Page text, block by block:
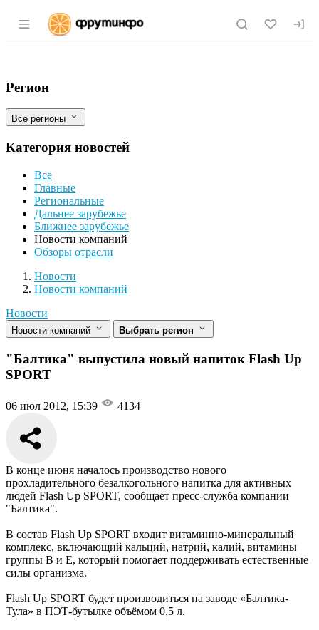
Раздел навигации по сайту fruitinfo.ru
"Балтика" выпустила новый напиток
Фильтры
Регион
Все регионы
Категория новостей
Все
Главные
Региональные
Дальнее зарубежье
Ближнее зарубежье
Новости компаний
Обзоры отрасли
Новости
Разделы
Новости
Новости компаний
Новости
Новости компаний Выбрать регион
"Балтика" выпустила новый напиток Flash Up
SPORT
06 июл 2012, 15:39 4134
В конце июня началось производство нового
прохладительного безалкогольного напитка для активных
людей Flash Up SPORT, сообщает пресс-служба компании
"Балтика".
В состав Flash Up SPORT входит витаминно-минеральный
комплекс, включающий кальций, натрий, калий, витамины
группы B и E, который помогает поддерживать естественные
силы организма.
Flash Up SPORT будет производиться на заводе «Балтика-
Тула» в ПЭТ-бутылке объёмом 0,5 л.